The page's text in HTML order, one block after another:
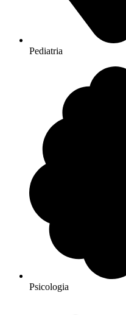
Pediatria
Psicologia